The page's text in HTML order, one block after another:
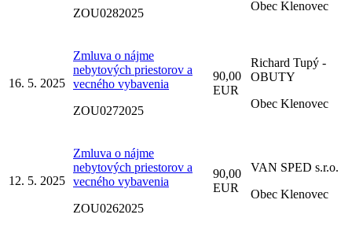
ZOU0282025
Obec Klenovec
16. 5. 2025
Zmluva o nájme
nebytových priestorov a
vecného vybavenia
ZOU0272025
90,00
EUR
Richard Tupý -
OBUTY
Obec Klenovec
12. 5. 2025
Zmluva o nájme
nebytových priestorov a
vecného vybavenia
ZOU0262025
90,00
EUR
VAN SPED s.r.o.
Obec Klenovec